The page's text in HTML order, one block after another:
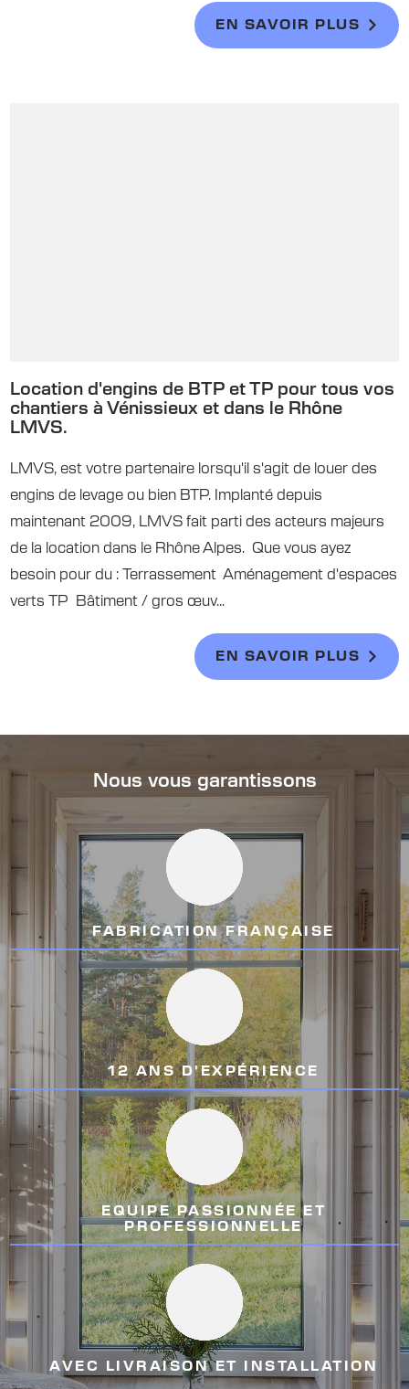
EN SAVOIR PLUS
Location d'engins de BTP et TP pour tous vos
chantiers à Vénissieux et dans le Rhône
LMVS.
LMVS, est votre partenaire lorsqu'il s'agit de louer des
engins de levage ou bien BTP. Implanté depuis
maintenant 2009, LMVS fait parti des acteurs majeurs
de la location dans le Rhône Alpes. Que vous ayez
besoin pour du : Terrassement Aménagement d'espaces
verts TP Bâtiment / gros œuv...
EN SAVOIR PLUS
Nous vous garantissons
FABRICATION FRANÇAISE
12 ANS D'EXPÉRIENCE
EQUIPE PASSIONNÉE ET
PROFESSIONNELLE
AVEC LIVRAISON ET INSTALLATION